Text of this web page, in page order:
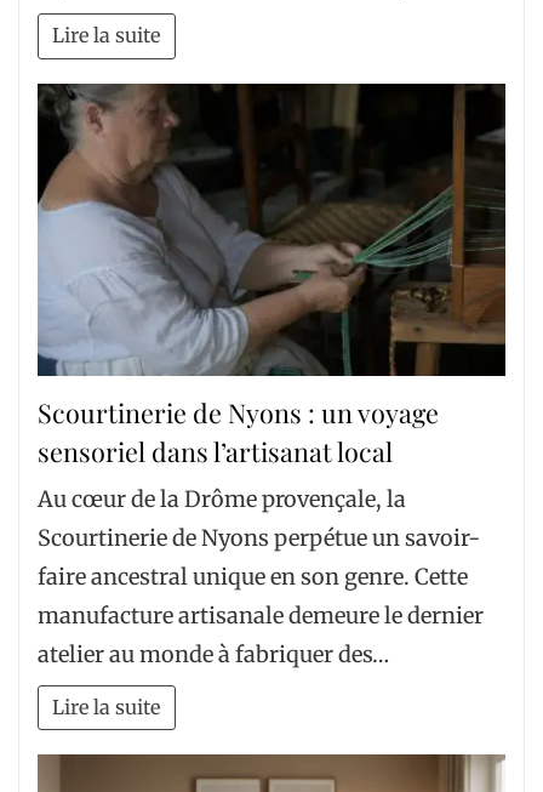
Lire la suite
Scourtinerie de Nyons : un voyage
sensoriel dans l’artisanat local
Au cœur de la Drôme provençale, la
Scourtinerie de Nyons perpétue un savoir-
faire ancestral unique en son genre. Cette
manufacture artisanale demeure le dernier
atelier au monde à fabriquer des…
Lire la suite